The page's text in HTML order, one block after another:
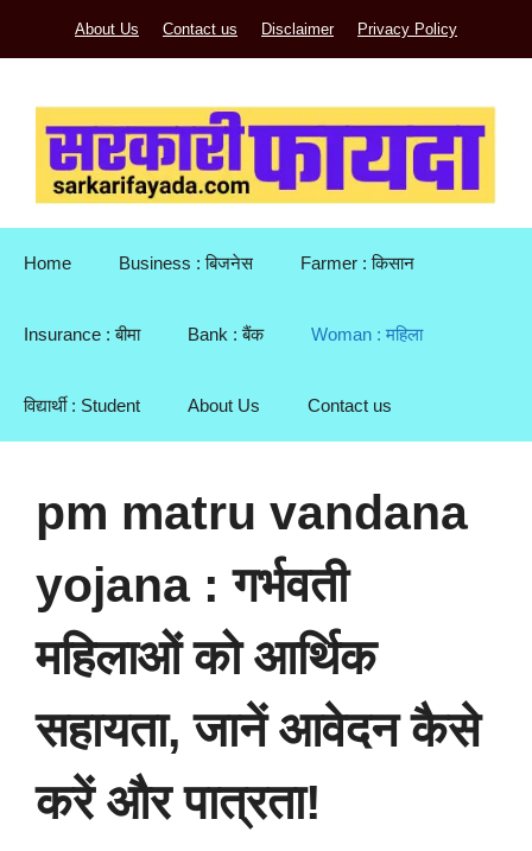
About Us Contact us Disclaimer Privacy Policy
Home Business : बिजनेस Farmer : किसान
Insurance : बीमा Bank : बैंक Woman : महिला
विद्यार्थी : Student About Us Contact us
pm matru vandana
yojana : गर्भवती
महिलाओं को आर्थिक
सहायता, जानें आवेदन कैसे
करें और पात्रता!